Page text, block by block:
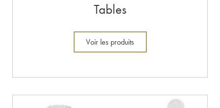
Tables
Voir les produits